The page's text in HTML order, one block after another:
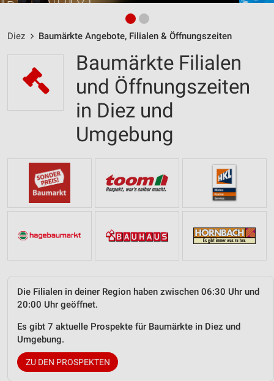
Diez Baumärkte Angebote, Filialen & Öffnungszeiten
Baumärkte Filialen
und Öffnungszeiten
in Diez und
Umgebung
Die Filialen in deiner Region haben zwischen 06:30 Uhr und
20:00 Uhr geöffnet.
Es gibt 7 aktuelle Prospekte für Baumärkte in Diez und
Umgebung.
ZU DEN PROSPEKTEN